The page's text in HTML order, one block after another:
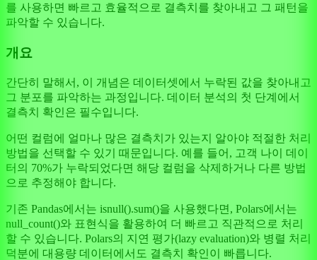
를 사용하면 빠르고 효율적으로 결측치를 찾아내고 그 패턴을
파악할 수 있습니다.
개요
간단히 말해서, 이 개념은 데이터셋에서 누락된 값을 찾아내고
그 분포를 파악하는 과정입니다. 데이터 분석의 첫 단계에서
결측치 확인은 필수입니다.
어떤 컬럼에 얼마나 많은 결측치가 있는지 알아야 적절한 처리
방법을 선택할 수 있기 때문입니다. 예를 들어, 고객 나이 데이
터의 70%가 누락되었다면 해당 컬럼을 삭제하거나 다른 방법
으로 추정해야 합니다.
기존 Pandas에서는 isnull().sum()을 사용했다면, Polars에서는
null_count()와 표현식을 활용하여 더 빠르고 직관적으로 처리
할 수 있습니다. Polars의 지연 평가(lazy evaluation)와 병렬 처리
덕분에 대용량 데이터에서도 결측치 확인이 빠릅니다.